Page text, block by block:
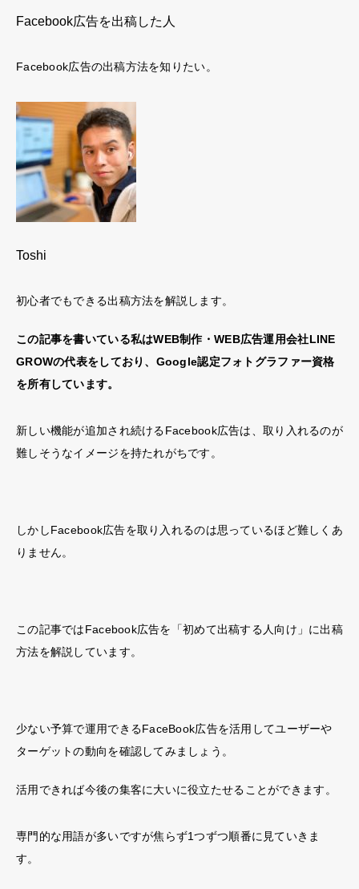
Facebook広告を出稿した人
Facebook広告の出稿方法を知りたい。
Toshi
初心者でもできる出稿方法を解説します。
この記事を書いている私はWEB制作・WEB広告運用会社LINE
GROWの代表をしており、Google認定フォトグラファー資格
を所有しています。
新しい機能が追加され続けるFacebook広告は、取り入れるのが
難しそうなイメージを持たれがちです。
しかしFacebook広告を取り入れるのは思っているほど難しくあ
りません。
この記事ではFacebook広告を「初めて出稿する人向け」に出稿
方法を解説しています。
少ない予算で運用できるFaceBook広告を活用してユーザーや
ターゲットの動向を確認してみましょう。
活用できれば今後の集客に大いに役立たせることができます。
専門的な用語が多いですが焦らず1つずつ順番に見ていきま
す。